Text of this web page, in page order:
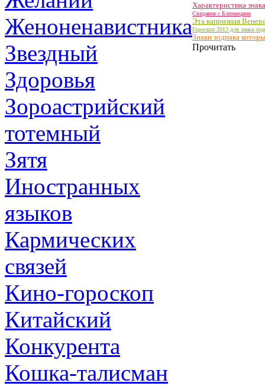
Женоненавистника
Звездный
Здоровья
Зороастрийский
тотемный
Зятя
Иностранных
языков
Кармических
связей
Кино-гороскоп
Китайский
Конкурента
Кошка-талисман
Характеристика
Свидание с Близнецами
Эта капризная
Гороскоп 2013 для знака
Знаки зодиака
Прочитать